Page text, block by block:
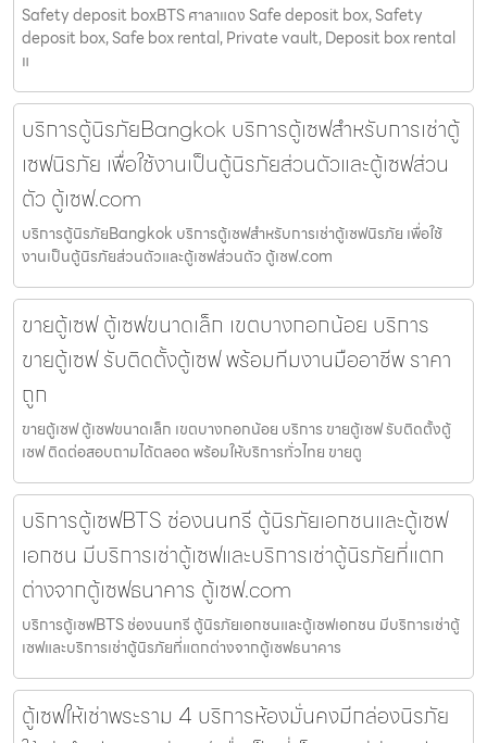
Safety deposit boxBTS ศาลาแดง Safe deposit box, Safety
deposit box, Safe box rental, Private vault, Deposit box rental
แ
บริการตู้นิรภัยBangkok บริการตู้เซฟสำหรับการเช่าตู้
เซฟนิรภัย เพื่อใช้งานเป็นตู้นิรภัยส่วนตัวและตู้เซฟส่วน
ตัว ตู้เซฟ.com
บริการตู้นิรภัยBangkok บริการตู้เซฟสำหรับการเช่าตู้เซฟนิรภัย เพื่อใช้
งานเป็นตู้นิรภัยส่วนตัวและตู้เซฟส่วนตัว ตู้เซฟ.com
ขายตู้เซฟ ตู้เซฟขนาดเล็ก เขตบางกอกน้อย บริการ
ขายตู้เซฟ รับติดตั้งตู้เซฟ พร้อมทีมงานมืออาชีพ ราคา
ถูก
ขายตู้เซฟ ตู้เซฟขนาดเล็ก เขตบางกอกน้อย บริการ ขายตู้เซฟ รับติดตั้งตู้
เซฟ ติดต่อสอบถามได้ตลอด พร้อมให้บริการทั่วไทย ขายตู
บริการตู้เซฟBTS ช่องนนทรี ตู้นิรภัยเอกชนและตู้เซฟ
เอกชน มีบริการเช่าตู้เซฟและบริการเช่าตู้นิรภัยที่แตก
ต่างจากตู้เซฟธนาคาร ตู้เซฟ.com
บริการตู้เซฟBTS ช่องนนทรี ตู้นิรภัยเอกชนและตู้เซฟเอกชน มีบริการเช่าตู้
เซฟและบริการเช่าตู้นิรภัยที่แตกต่างจากตู้เซฟธนาคาร
ตู้เซฟให้เช่าพระราม 4 บริการห้องมั่นคงมีกล่องนิรภัย